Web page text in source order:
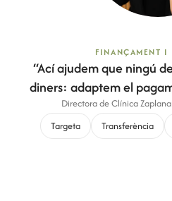
FINANÇAMENT I
“Ací ajudem que ningú
diners: adaptem el
Directora de Clínica Zaplana
Targeta
Transferència